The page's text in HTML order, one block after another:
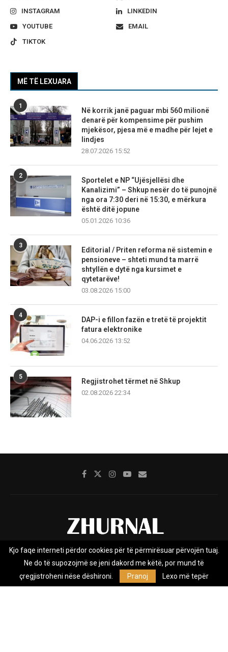
INSTAGRAM
LINKEDIN
YOUTUBE
EMAIL
TIKTOK
MË TË LEXUARA
1
Në korrik janë paguar mbi 560 milionë
denarë për kompensime për pushim
mjekësor, pjesa më e madhe për lejet e
lindjes
28.07.2026 15:52
2
Sportelet e NP “Ujësjellësi dhe
Kanalizimi” – Shkup nesër do të punojnë
nga ora 7:30 deri në 15:30, e mërkura
është ditë jopune
05.01.2026 10:36
3
Editorial / Priten reforma në sistemin e
pensioneve – shteti mund ta marrë
shtyllën e dytë nga kursimet e
qytetarëve!
03.08.2026 15:00
4
DAP-i e fillon fazën e tretë të projektit
fatura elektronike
04.06.2026 13:52
5
Regjistrohet tërmet në Shkup
02.08.2026 22:34
Rreth nesh Impresumi Marketing
Kontakt
Privacy Policy
Zhurnal.mk është Agjenci e Lajmeve e pavarur, e themeluar në vitin
Kjo faqe interneti përdor cookies për të përmirësuar përvojën tuaj.
Ne do të supozojmë se jeni dakord me këtë, por mund të
çregjistroheni nëse dëshironi.
Pranoj Lexo më tepër